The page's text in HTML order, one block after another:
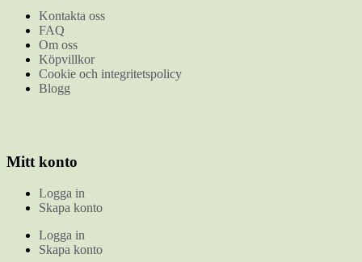
Kontakta oss
FAQ
Om oss
Köpvillkor
Cookie och integritetspolicy
Blogg
Mitt konto
Logga in
Skapa konto
Logga in
Skapa konto